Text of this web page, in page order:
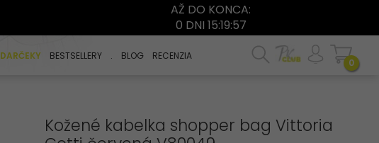
AŽ DO KONCA:
0 DNI 15:19:57
DARČEKY BESTSELLERY . BLOG RECENZIA
0
Kožené kabelka shopper bag Vittoria